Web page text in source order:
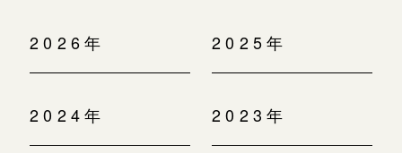
2026年 2025年
2024年 2023年